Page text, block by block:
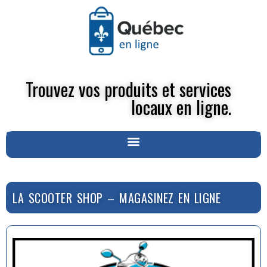
Trouvez vos produits et services
locaux en ligne.
LA SCOOTER SHOP – MAGASINEZ EN LIGNE